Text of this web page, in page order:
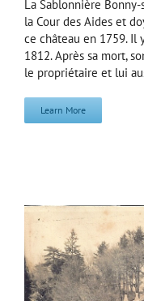
La Sablonnière
la Cour des Aides et
ce château en 1759. Il
1812. Après sa mort,
le propriétaire et lui
Learn More